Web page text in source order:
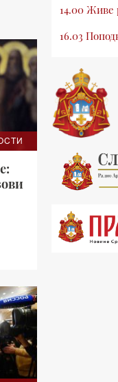
14.00 Живе
16.03
19.03
19.30
20.00
20.15 Реч
20.30
21.03 Гугл
22.03